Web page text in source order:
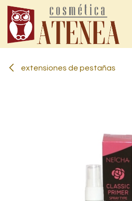
Ir al contenido
extensiones de pestañas